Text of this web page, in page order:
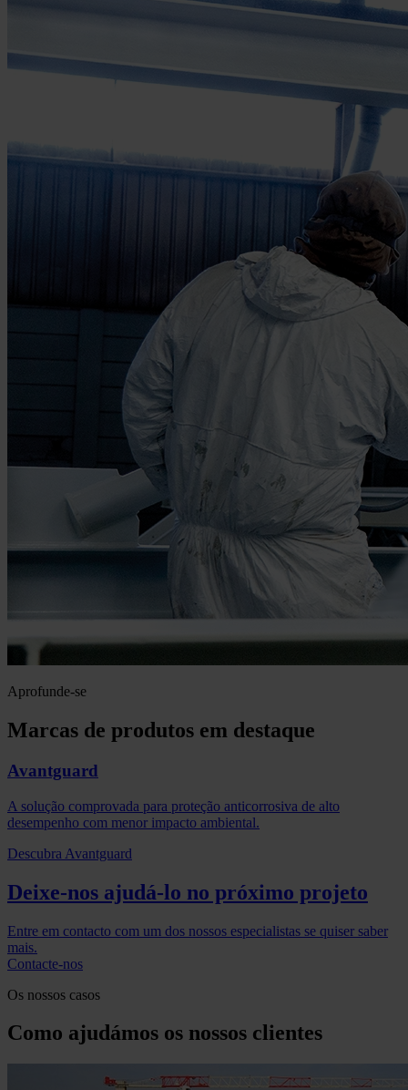
Aprofunde-se
Marcas de produtos em destaque
Avantguard
A solução comprovada para proteção anticorrosiva de alto
desempenho com menor impacto ambiental.
Descubra Avantguard
Deixe-nos ajudá-lo no próximo projeto
Entre em contacto com um dos nossos especialistas se quiser saber
mais.
Contacte-nos
Os nossos casos
Como ajudámos os nossos clientes